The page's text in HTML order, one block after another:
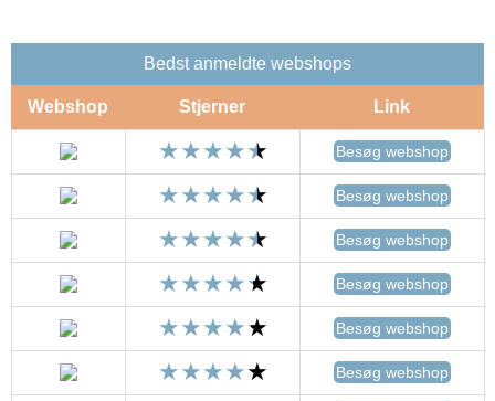
Bedst anmeldte webshops
Webshop Stjerner Link
Besøg webshop
Besøg webshop
Besøg webshop
Besøg webshop
Besøg webshop
Besøg webshop